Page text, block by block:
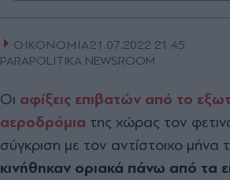
ΟΙΚΟΝΟΜΙΑ21.07.2022 21:45
PARAPOLITIKA NEWSROOM
Οι αφίξεις επιβατών από το
αεροδρόμια της χώρας τον
σύγκριση με τον αντίστοιχο μήνα
κινήθηκαν οριακά πάνω από τα